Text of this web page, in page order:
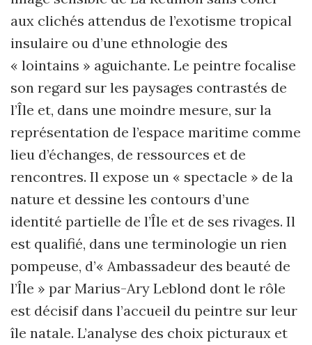
aux clichés attendus de l’exotisme tropical
insulaire ou d’une ethnologie des
« lointains » aguichante. Le peintre focalise
son regard sur les paysages contrastés de
l’Île et, dans une moindre mesure, sur la
représentation de l’espace maritime comme
lieu d’échanges, de ressources et de
rencontres. Il expose un « spectacle » de la
nature et dessine les contours d’une
identité partielle de l’Île et de ses rivages. Il
est qualifié, dans une terminologie un rien
pompeuse, d’« Ambassadeur des beauté de
l’Île » par Marius-Ary Leblond dont le rôle
est décisif dans l’accueil du peintre sur leur
île natale. L’analyse des choix picturaux et